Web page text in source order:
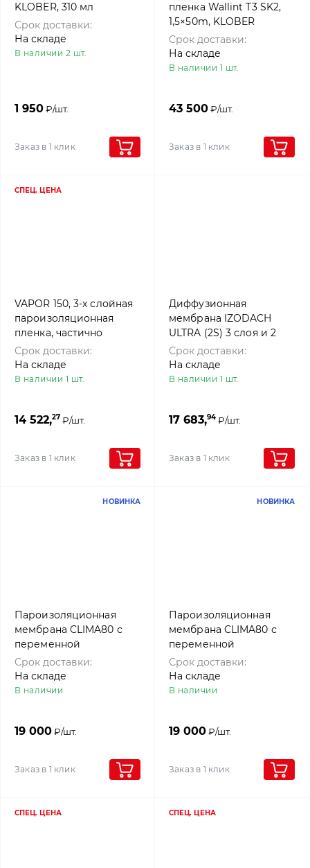
KLOBER, 310 мл
Срок доставки:
На складе
В наличии 2 шт.
1 950₽/шт.
Заказ в 1 клик
пленка Wallint T3 SK2,
1,5×50m, KLOBER
Срок доставки:
На складе
В наличии 1 шт.
43 500₽/шт.
Заказ в 1 клик
СПЕЦ. ЦЕНА
VAPOR 150, 3-х слойная
пароизоляционная
пленка, частично
проницаемая, 150гр/м2,
1.5х50м, Rothoblaas
Срок доставки:
На складе
В наличии 1 шт.
14 522,27 ₽/шт.
Заказ в 1 клик
Диффузионная
мембрана IZODACH
ULTRA (2S) 3 слоя и 2
клейкие полосы,(1,5 м х
50 м), 4roof
Срок доставки:
На складе
В наличии 1 шт.
17 683,94 ₽/шт.
Заказ в 1 клик
НОВИНКА
Пароизоляционная
мембрана CLIMA80 с
переменной
диффузией, 1,5х50м,
Rothoblaas
Срок доставки:
На складе
В наличии
19 000₽/шт.
Заказ в 1 клик
НОВИНКА
Пароизоляционная
мембрана CLIMA80 с
переменной
диффузией, 1,5х50м,
Holz Technic
Срок доставки:
На складе
В наличии
19 000₽/шт.
Заказ в 1 клик
СПЕЦ. ЦЕНА СПЕЦ. ЦЕНА